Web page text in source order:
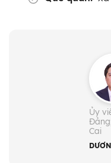
- Bí thư
- Phó
(7/2023 -
Trình độ lý
Ủy
Cai